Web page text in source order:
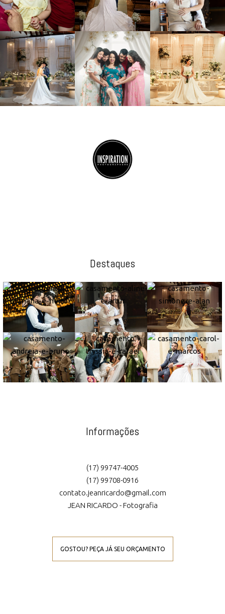
Destaques
Informações
(17) 99747-4005
(17) 99708-0916
contato.jeanricardo@gmail.com
JEAN RICARDO - Fotografia
GOSTOU? PEÇA JÁ SEU ORÇAMENTO